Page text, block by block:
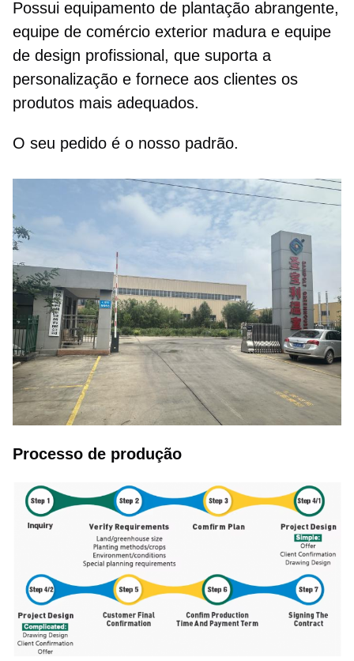
Possui equipamento de plantação abrangente,
equipe de comércio exterior madura e equipe
de design profissional, que suporta a
personalização e fornece aos clientes os
produtos mais adequados.
O seu pedido é o nosso padrão.
Processo de produção